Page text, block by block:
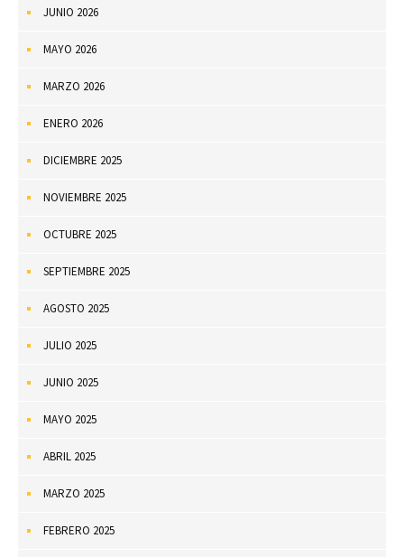
JUNIO 2026
MAYO 2026
MARZO 2026
ENERO 2026
DICIEMBRE 2025
NOVIEMBRE 2025
OCTUBRE 2025
SEPTIEMBRE 2025
AGOSTO 2025
JULIO 2025
JUNIO 2025
MAYO 2025
ABRIL 2025
MARZO 2025
FEBRERO 2025